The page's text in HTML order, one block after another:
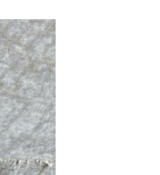
Add to
wishlist